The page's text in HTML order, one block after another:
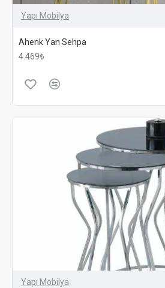
Rustik Sehpa Modelleri:
samimi bir hava katar. Rustik
ve şık seçenekler mevcuttur.
SEHPA SEÇIMINDE DIKKAT
Sehpa seçerken dikkat edilmesi
noktalar bulunmaktadır. Doğru
dekorasyonunuzu tamamlar hem de
size büyük kolaylık sağlar.
Kullanım Alanı:Sehpayı hangi
belirlemek, doğru modeli
Oturma odası, salon, yatak
farklı alanlara uygun sehpa
Boyut ve Ölçüler:Sehpanın
ölçülerine uygun boyutlarda
önemlidir. Büyük alanlar için
sehpalar, küçük alanlar için
Yapı Mobilya
Ahenk Yan Sehpa
4.469₺
Yapı Mobilya